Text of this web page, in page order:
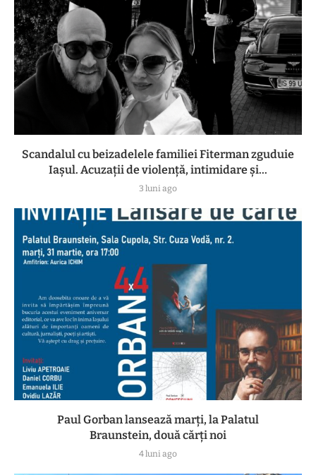
Scandalul cu beizadelele familiei Fiterman zguduie
Iașul. Acuzații de violență, intimidare și...
3 luni ago
Paul Gorban lansează marți, la Palatul
Braunstein, două cărți noi
4 luni ago